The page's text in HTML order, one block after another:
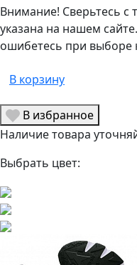
Внимание! Сверьтесь с
указана на нашем
ошибетесь при выборе
В корзину
В избранное
Наличие товара
Выбрать цвет: